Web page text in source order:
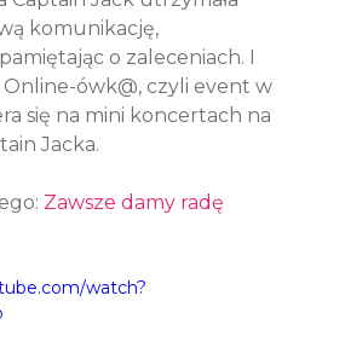
komunikację,
o zaleceniach. I
Online-ówk@, czyli event w
się na mini koncertach na
Jacka.
Zawsze damy radę
watch?